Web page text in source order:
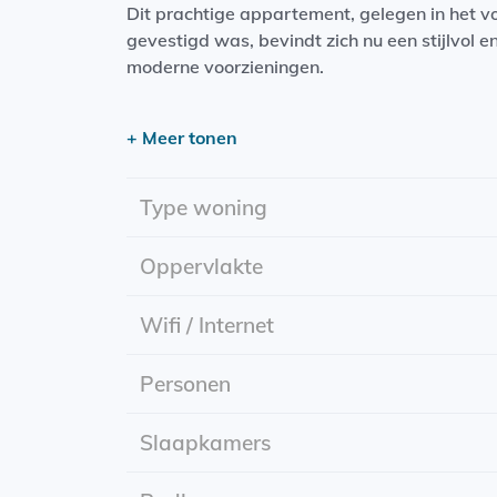
Dit prachtige appartement, gelegen in het
gevestigd was, bevindt zich nu een stijlvol
moderne voorzieningen.
met vaatwasser en een badkamer met
het Noorderplantsoen ligt op korte afstand
minuten fietsen bereikbaar. Daarnaast zijn
De woning beschikt daarnaast over een
+ Meer tonen
Type woning
Oppervlakte
Wifi / Internet
Personen
Slaapkamers